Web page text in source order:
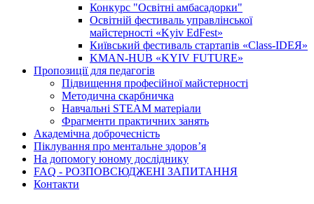
Конкурс "Освітні амбасадорки"
Освітній фестиваль управлінської
майстерності «Kyiv EdFest»
Київський фестиваль стартапів «Class-IDEЯ»
KMAN-HUB «KYIV FUTURE»
Пропозиції для педагогів
Підвищення професійної майстерності
Методична скарбничка
Навчальні STEAM матеріали
Фрагменти практичних занять
Академічна доброчесність
Піклування про ментальне здоровʼя
На допомогу юному досліднику
FAQ - РОЗПОВСЮДЖЕНІ ЗАПИТАННЯ
Контакти